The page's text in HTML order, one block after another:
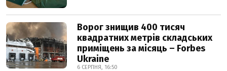
Ворог знищив 400 тисяч
квадратних метрів складських
приміщень за місяць – Forbes
Ukraine
6 СЕРПНЯ, 16:50